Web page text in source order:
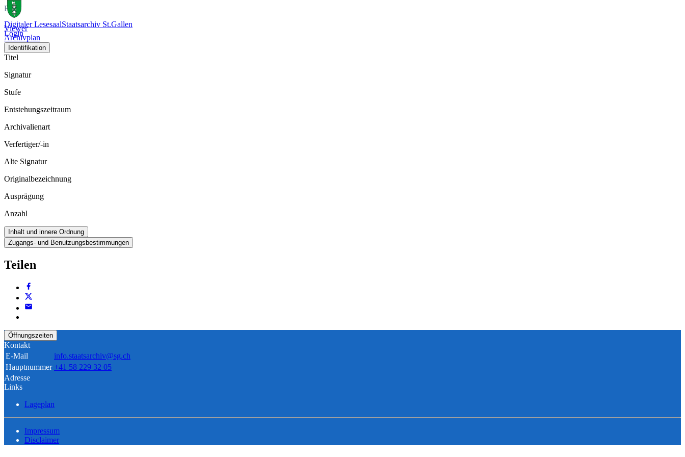
Digitaler LesesaalStaatsarchiv St.Gallen
Login
Bild
Viewer
Archivplan
Identifikation
Titel
Signatur
Stufe
Entstehungszeitraum
Archivalienart
Verfertiger/-in
Alte Signatur
Originalbezeichnung
Ausprägung
Anzahl
Inhalt und innere Ordnung
Zugangs- und Benutzungsbestimmungen
Teilen
Öffnungszeiten
Kontakt
E-Mail
info.staatsarchiv@sg.ch
Hauptnummer +41 58 229 32 05
Adresse
Links
Lageplan
Impressum
Disclaimer